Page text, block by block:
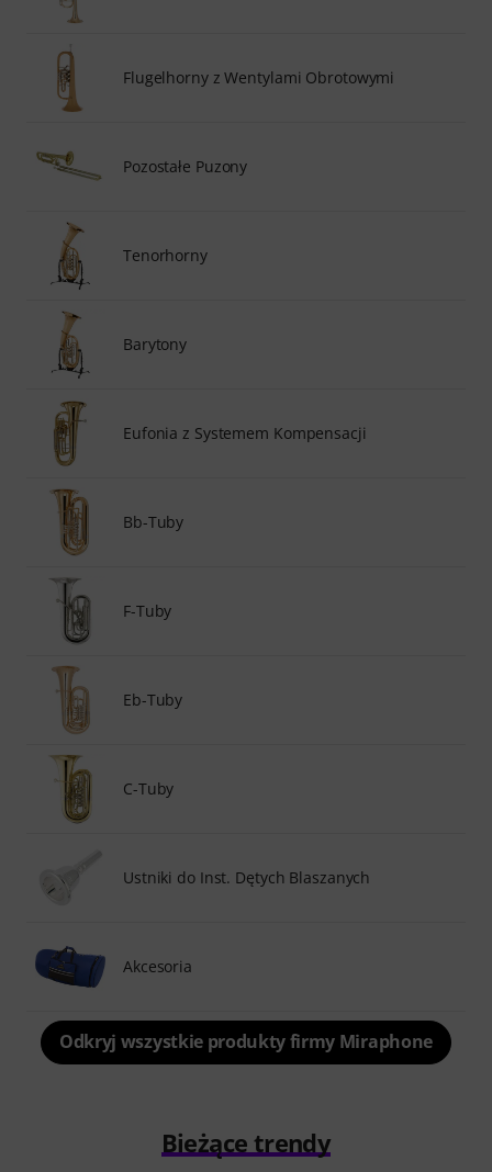
Flugelhorny z Wentylami Obrotowymi
Pozostałe Puzony
Tenorhorny
Barytony
Eufonia z Systemem Kompensacji
Bb-Tuby
F-Tuby
Eb-Tuby
C-Tuby
Ustniki do Inst. Dętych Blaszanych
Akcesoria
Odkryj wszystkie produkty firmy Miraphone
Bieżące trendy